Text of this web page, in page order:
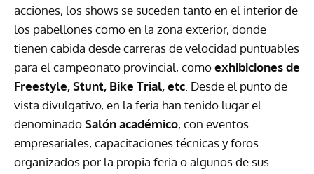
acciones, los shows se suceden tanto en el interior de
los pabellones como en la zona exterior, donde
tienen cabida desde carreras de velocidad puntuables
para el campeonato provincial, comoexhibiciones de
Freestyle, Stunt, Bike Trial, etc. Desde el punto de
vista divulgativo, en la feria han tenido lugar el
denominadoSalón académico, con eventos
empresariales, capacitaciones técnicas y foros
organizados por la propia feria o algunos de sus